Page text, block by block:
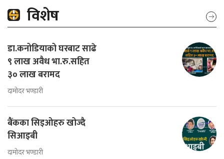
विशेष
डा.कनोडियाको घरबाट साढे
९ लाख अवैध भा.रु.सहित
३० लाख बरामद
दामोदर भण्डारी
बैंकका सिइओहरु खोज्दै
सिआइबी
दामोदर भण्डारी